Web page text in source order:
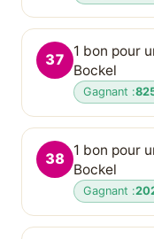
37
1 bon pour
Bockel
Gagnant :
38 1 bon pour
Bockel
Gagnant :